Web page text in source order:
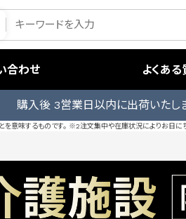
合わせ よくある
入後 3営業日以内に出荷いたし
意味するものです。 ※2注文集中や在庫状況によりお日に